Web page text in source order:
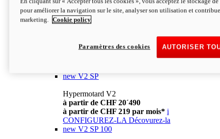
à partir de CHF 13´990 i
CONFIGUREZ-LA Décovurez-la
newV2
à partir de CHF 15´990
à partir de CHF 169 par mois* i
new V2 SP
Hypermotard V2
à partir de CHF 20´490
à partir de CHF 219 par mois* i
CONFIGUREZ-LA Décovurez-la
new V2 SP 100
pour améliorer la navigation sur le site, analyser son utilisation et
marketing.
Cookie policy
AUTORISER
Paramètres des cookies